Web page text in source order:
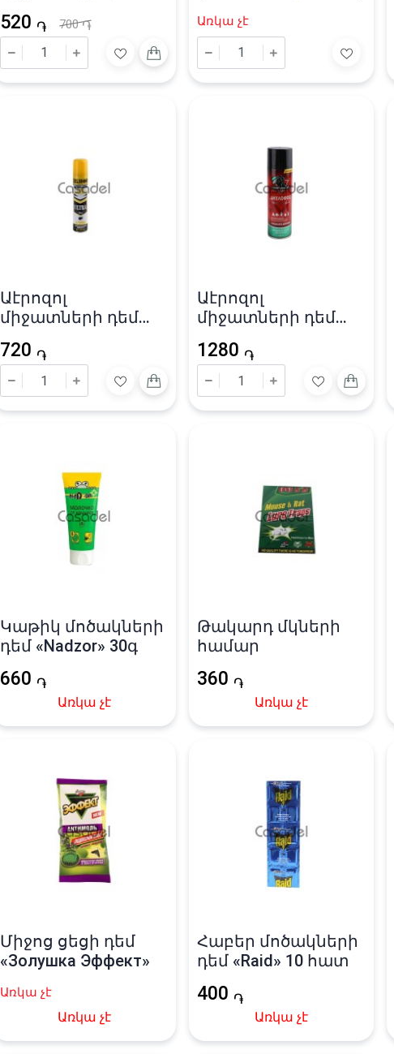
520 ֏ 700֏ Առկա չէ
Աէրոզոլ
միջատների դեմ
720 ֏
Աէրոզոլ
միջատների դեմ
1280 ֏
Կաթիկ մոծակների
դեմ «Nadzor» 30գ
660 ֏
Առկա չէ
Թակարդ մկների
համար
360 ֏
Առկա չէ
Միջոց ցեցի դեմ
«Золушка Эффект»
Առկա չէ
Առկա չէ
Հաբեր մոծակների
դեմ «Raid» 10 հատ
400 ֏
Առկա չէ